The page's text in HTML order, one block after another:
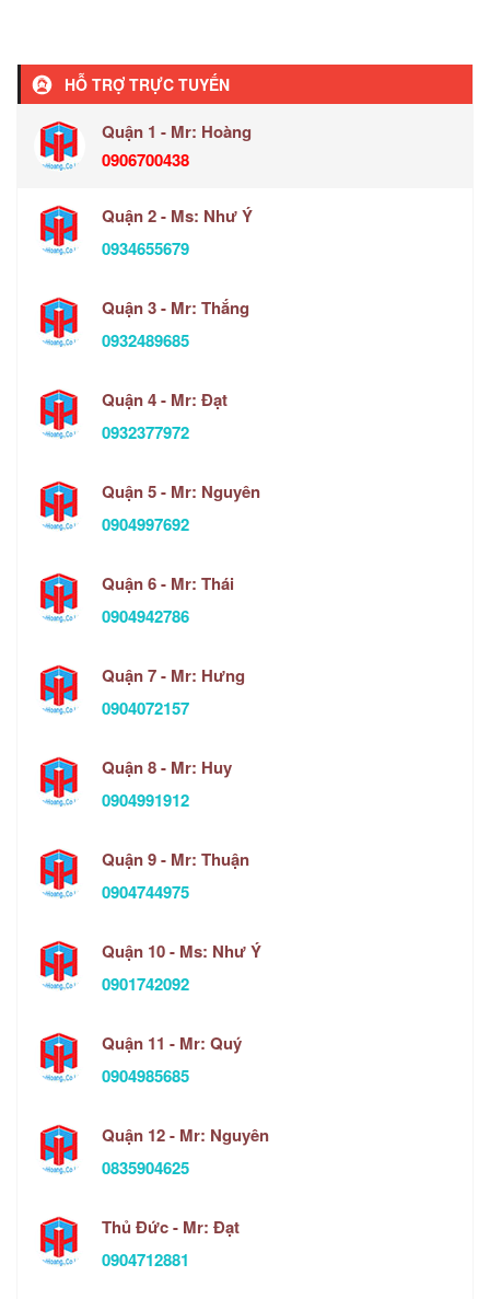
HỖ TRỢ TRỰC TUYẾN
Quận 1 - Mr: Hoàng
0906700438
Quận 2 - Ms: Như Ý
0934655679
Quận 3 - Mr: Thắng
0932489685
Quận 4 - Mr: Đạt
0932377972
Quận 5 - Mr: Nguyên
0904997692
Quận 6 - Mr: Thái
0904942786
Quận 7 - Mr: Hưng
0904072157
Quận 8 - Mr: Huy
0904991912
Quận 9 - Mr: Thuận
0904744975
Quận 10 - Ms: Như Ý
0901742092
Quận 11 - Mr: Quý
0904985685
Quận 12 - Mr: Nguyên
0835904625
Thủ Đức - Mr: Đạt
0904712881